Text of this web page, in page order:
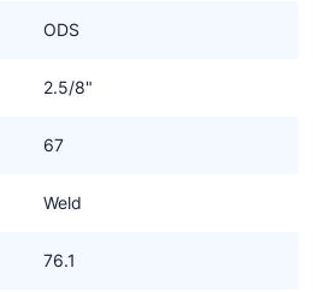
toevoegingen zijn geschikt
ODS
2.5/8"
67
Weld
76.1